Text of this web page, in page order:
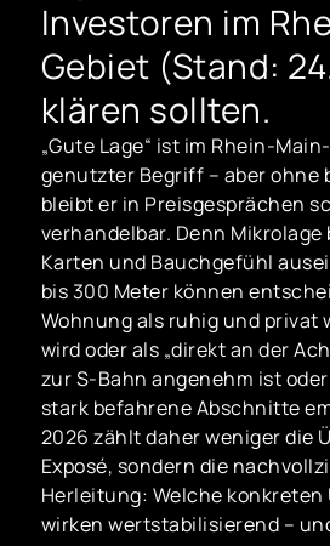
Investoren im
Gebiet (Stand:
klären sollten.
„Gute Lage“ ist im Rhein-
genutzter Begriff – aber ohne
bleibt er in Preisgesprächen
verhandelbar. Denn
Karten und Bauchgefühl
bis 300 Meter können
Wohnung als ruhig und privat
wird oder als „direkt an der
zur S-Bahn angenehm ist
stark befahrene Abschnitte
2026 zählt daher weniger die
Exposé, sondern die
Herleitung: Welche
wirken wertstabilisierend –